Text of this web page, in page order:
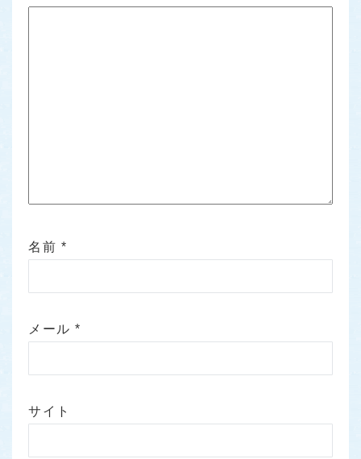
名前 *
メール*
サイト